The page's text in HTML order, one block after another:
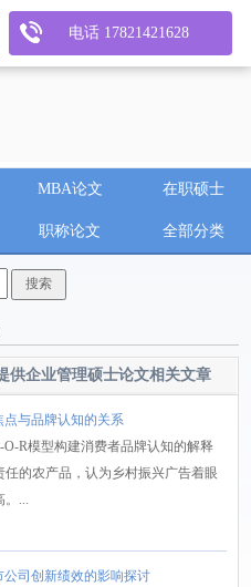
MBA论文 在职硕士
职称论文 全部分类
供企业管理硕士论文相关文章
与品牌认知的关系
R模型构建消费者品牌认知的解释
的农产品，认为乡村振兴广告着眼
...
司创新绩效的影响探讨
电话 17821421628